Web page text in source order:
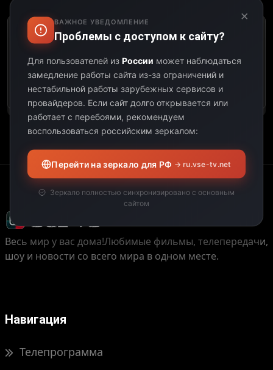
К сожалению, этот
предоставил свою
программу передач на
выбранную дату.
Весь мир у вас дома!Любимые фильмы, телепередачи,
шоу и новости со всего мира в одном месте.
Навигация
Телепрограмма
×
ВАЖНОЕ УВЕДОМЛЕНИЕ
Проблемы с доступом к сайту?
Для пользователей из России может наблюдаться
замедление работы сайта из-за ограничений и
нестабильной работы зарубежных сервисов и
провайдеров. Если сайт долго открывается или
работает с перебоями, рекомендуем
воспользоваться российским зеркалом:
Перейти на зеркало для РФ → ru.vse-tv.net
Зеркало полностью синхронизировано с основным
сайтом